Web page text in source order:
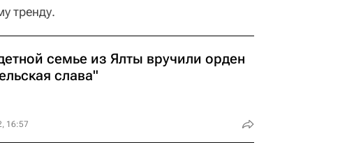
тренду.
семье из Ялты вручили орден
слава"
16:57